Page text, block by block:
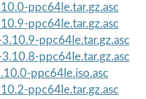
ppc64le.tar.gz.asc
ppc64le.tar.gz.asc
ppc64le.tar.gz.asc
ppc64le.tar.gz.asc
ppc64le.iso.asc
ppc64le.tar.gz.asc